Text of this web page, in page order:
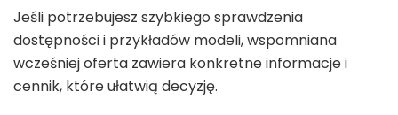
Jeśli potrzebujesz szybkiego sprawdzenia
dostępności i przykładów modeli, wspomniana
wcześniej oferta zawiera konkretne informacje i
cennik, które ułatwią decyzję.